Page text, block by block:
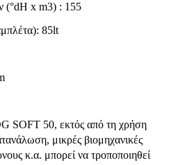
(°dH x m3) : 155
85lt
SOFT 50, εκτός από τη χρήση
μικρές βιομηχανικές
κ.α. μπορεί να τροποποιηθεί